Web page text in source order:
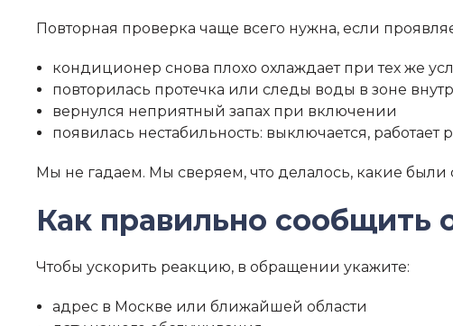
Повторная проверка чаще всего нужна, если
кондиционер снова плохо охлаждает при тех же
повторилась протечка или следы воды в зоне
вернулся неприятный запах при включении
появилась нестабильность: выключается, работает
Мы не гадаем. Мы сверяем, что делалось, какие
Как правильно
Чтобы ускорить реакцию, в обращении укажите:
адрес в Москве или ближайшей области